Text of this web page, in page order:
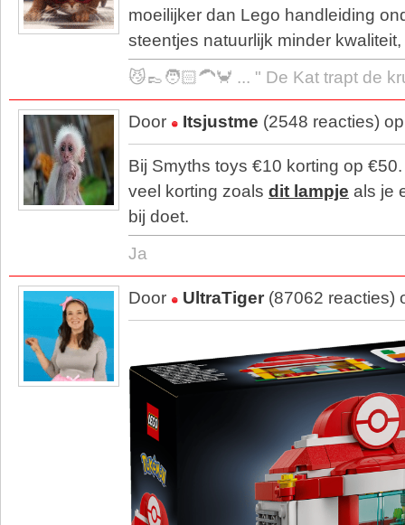
moeilijker dan Lego handleiding
steentjes natuurlijk minder
😼👞🧑🏻‍🦱🦀 ... " De Kat trapt de
Door Itsjustme (2548 reacties)
Bij Smyths toys €10 korting op
veel korting zoals dit lampje als je
bij doet.
Ja
Door UltraTiger (87062 reacties)